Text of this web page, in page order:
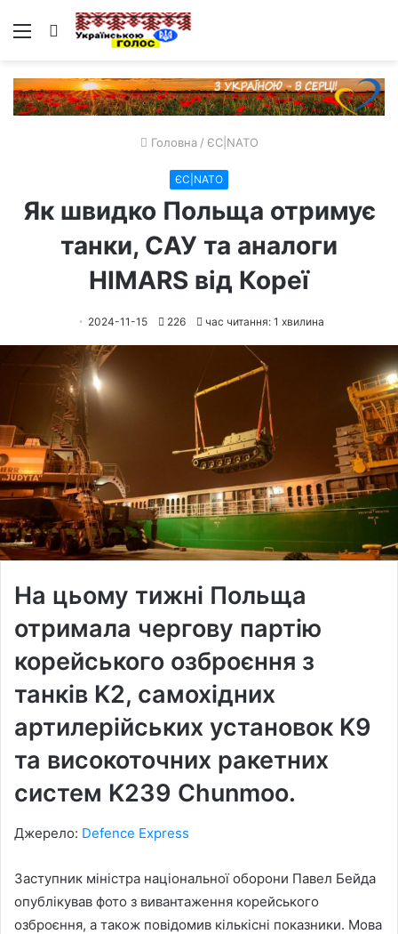
Меню Пошук
Головна / ЄС|NATO
ЄС|NATO
Як швидко Польща отримує
танки, САУ та аналоги
HIMARS від Кореї
2024-11-15 226 час читання: 1 хвилина
На цьому тижні Польща
отримала чергову партію
корейського озброєння з
танків K2, самохідних
артилерійських установок K9
та високоточних ракетних
систем K239 Chunmoo.
Джерело: Defence Express
Заступник міністра національної оборони Павел Бейда
опублікував фото з вивантаження корейського
озброєння, а також повідомив кількісні показники. Мова